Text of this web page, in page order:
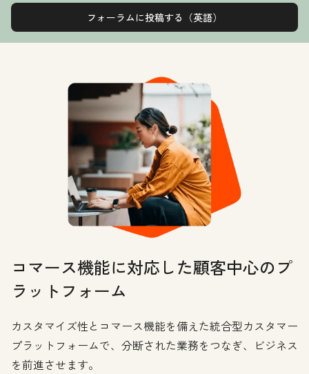
フォーラムに投稿する（英語）
コマース機能に対応した顧客中心のプ
ラットフォーム
カスタマイズ性とコマース機能を備えた統合型カスタマー
プラットフォームで、分断された業務をつなぎ、ビジネス
を前進させます。